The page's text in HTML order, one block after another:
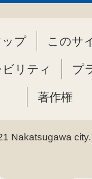
プ このサ
リティ プ
著作権
Nakatsugawa